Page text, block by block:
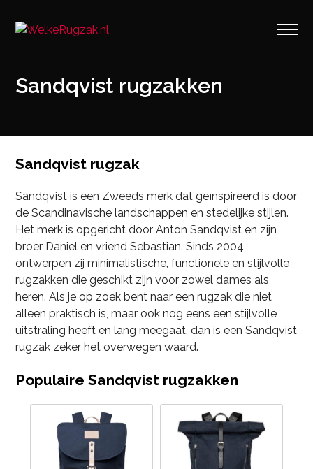
Sandqvist rugzakken
Sandqvist rugzak
Sandqvist is een Zweeds merk dat geïnspireerd is door
de Scandinavische landschappen en stedelijke stijlen.
Het merk is opgericht door Anton Sandqvist en zijn
broer Daniel en vriend Sebastian. Sinds 2004
ontwerpen zij minimalistische, functionele en stijlvolle
rugzakken die geschikt zijn voor zowel dames als
heren. Als je op zoek bent naar een rugzak die niet
alleen praktisch is, maar ook nog eens een stijlvolle
uitstraling heeft en lang meegaat, dan is een Sandqvist
rugzak zeker het overwegen waard.
Populaire Sandqvist rugzakken